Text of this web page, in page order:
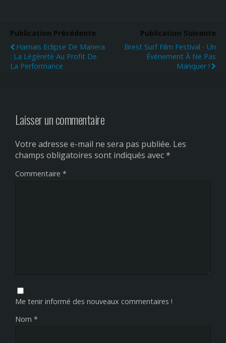
Publication Précédente
Harnais Eclipse De Manera
: La Légèreté Au Profit De
La Performance
Publication Suivante
Brest Surf Film Festival - Un
Événement À Ne Pas
Manquer !
Laisser un commentaire
Votre adresse e-mail ne sera pas publiée. Les
champs obligatoires sont indiqués avec*
Commentaire *
Me tenir informé des nouveaux commentaires !
Nom *